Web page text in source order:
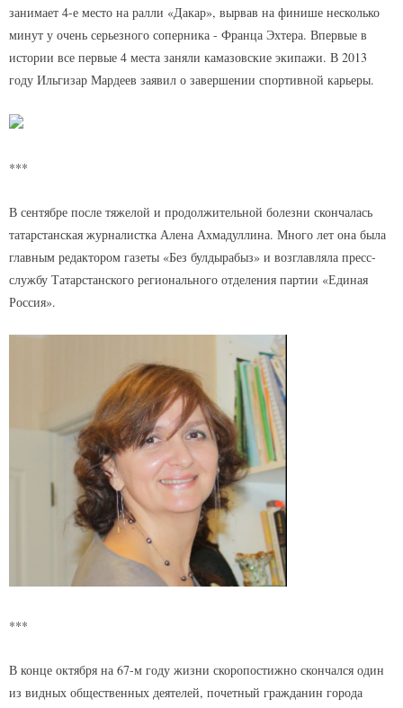
занимает 4-е место на ралли «Дакар», вырвав на финише несколько
минут у очень серьезного соперника - Франца Эхтера. Впервые в
истории все первые 4 места заняли камазовские экипажи. В 2013
году Ильгизар Мардеев заявил о завершении спортивной карьеры.
***
В сентябре после тяжелой и продолжительной болезни скончалась
татарстанская журналистка Алена Ахмадуллина. Много лет она была
главным редактором газеты «Без булдырабыз» и возглавляла пресс-
службу Татарстанского регионального отделения партии «Единая
Россия».
***
В конце октября на 67-м году жизни скоропостижно скончался один
из видных общественных деятелей, почетный гражданин города